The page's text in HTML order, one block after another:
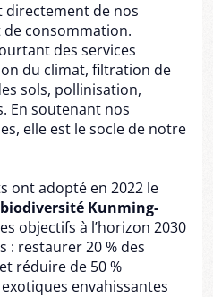
directement de nos
consommation.
des services
du climat, filtration de
sols, pollinisation,
En soutenant nos
elle est le socle de notre
ont adopté en 2022 le
Kunming-
objectifs à l’horizon 2030
: restaurer 20 % des
réduire de 50 %
envahissantes